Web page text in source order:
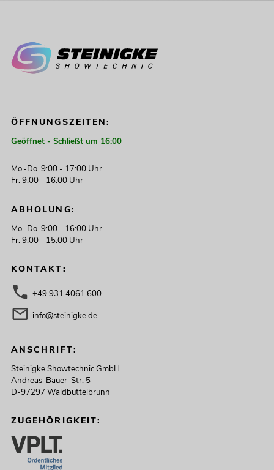
ÖFFNUNGSZEITEN:
Geöffnet - Schließt um 16:00
Mo.-Do. 9:00 - 17:00 Uhr
Fr. 9:00 - 16:00 Uhr
ABHOLUNG:
Mo.-Do. 9:00 - 16:00 Uhr
Fr. 9:00 - 15:00 Uhr
KONTAKT:
+49 931 4061 600
info@steinigke.de
ANSCHRIFT:
Steinigke Showtechnic GmbH
Andreas-Bauer-Str. 5
D-97297 Waldbüttelbrunn
ZUGEHÖRIGKEIT: